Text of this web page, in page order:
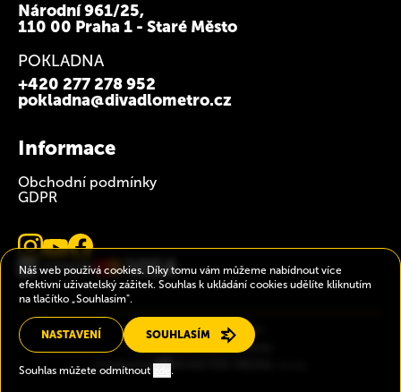
Národní 961/25,
110 00 Praha 1 - Staré Město
POKLADNA
+420 277 278 952
pokladna@divadlometro.cz
Informace
Obchodní podmínky
GDPR
2026 © Divadlo Metro.
Všechna práva vyhrazena.
Created by
MONSTER MEDIA, s.r.o.
Náš web používá cookies. Díky tomu vám můžeme nabídnout více
efektivní uživatelský zážitek. Souhlas k ukládání cookies udělíte kliknutím
na tlačítko „Souhlasím".
NASTAVENÍ SOUHLASÍM
Souhlas můžete odmítnout .